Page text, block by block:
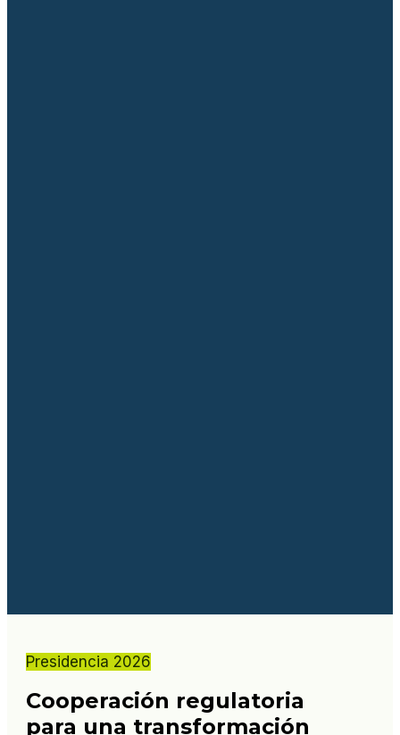
Presidencia 2026
Cooperación regulatoria
para una transformación